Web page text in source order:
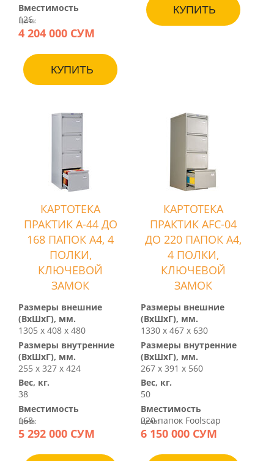
Вместимость
126
Цена:
4 204 000 СУМ
КУПИТЬ
КУПИТЬ
КАРТОТЕКА
ПРАКТИК А-44 ДО
168 ПАПОК А4, 4
ПОЛКИ,
КЛЮЧЕВОЙ
ЗАМОК
Размеры внешние
(ВхШхГ), мм.
1305 х 408 х 480
Размеры внутренние
(ВхШхГ), мм.
255 х 327 х 424
Вес, кг.
38
Вместимость
168
Цена:
5 292 000 СУМ
КАРТОТЕКА
ПРАКТИК AFC-04
ДО 220 ПАПОК А4,
4 ПОЛКИ,
КЛЮЧЕВОЙ
ЗАМОК
Размеры внешние
(ВхШхГ), мм.
1330 х 467 х 630
Размеры внутренние
(ВхШхГ), мм.
267 х 391 х 560
Вес, кг.
50
Вместимость
220 папок Foolscap
Цена:
6 150 000 СУМ